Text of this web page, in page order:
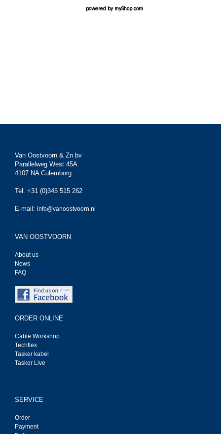
powered by myShop.com
Van Oostvoorn & Zn bv
Parallelweg West 45A
4107 NA Culemborg
Tel. +31 (0)345 515 262
E-mail: info@vanoostvoorn.nl
VAN OOSTVOORN
About us
News
FAQ
ORDER ONLINE
Cable Workshop
Techflex
Tasker kabel
Tasker Live
SERVICE
Order
Payment